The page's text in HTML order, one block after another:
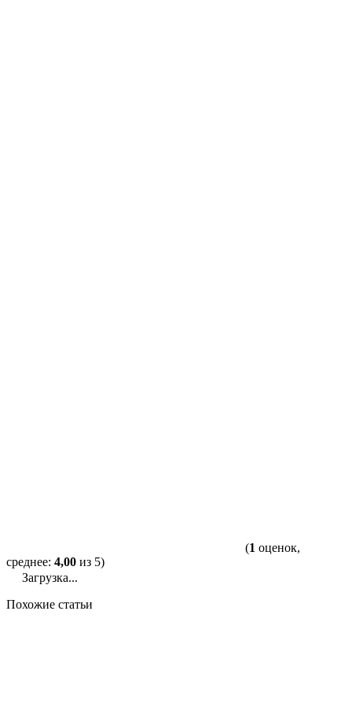
(1 оценок,
среднее: 4,00 из 5)
Загрузка...
Похожие статьи